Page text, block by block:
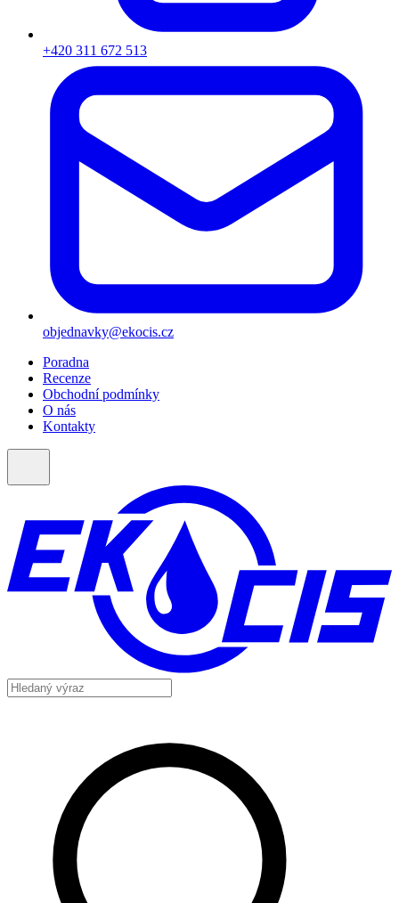
+420 311 672 513
objednavky@ekocis.cz
Poradna
Recenze
Obchodní podmínky
O nás
Kontakty